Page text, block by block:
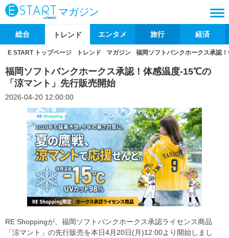
マガジン
総合 トレンド エンタメ 旅行 経済
E START トップページ トレンド マガジン 福岡ソフトバンクホークス承認
福岡ソフトバンクホークス承認！体感温度-15℃の
「涼マント」先行販売開始
2026-04-20 12:00:00
RE Shoppingが、福岡ソフトバンクホークス承認ライセンス商品
「涼マント」の先行販売を本日4月20日(月)12:00より開始しまし